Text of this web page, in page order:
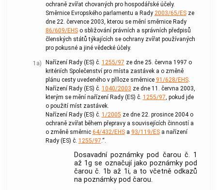
ochraně zvířat chovaných pro hospodářské účely.
Směrnice Evropského parlamentu a Rady 2003/65/ESze
dne 22. července 2003, kterou se mění směrnice Rady
86/609/EHSo sbližování právních a správních předpisů
členských států týkajících se ochrany zvířat používaných
pro pokusné a jiné vědecké účely.
1a) Nařízení Rady (ES) č. 1255/97 ze dne 25. června 1997 o
kritériích Společenství pro místa zastávek a o změně
plánu cesty uvedeného v příloze směrnice 91/628/EHS.
Nařízení Rady (ES) č. 1040/2003 ze dne 11. června 2003,
kterým se mění nařízení Rady (ES) č. 1255/97, pokud jde
o použití míst zastávek.
Nařízení Rady (ES) č. 1/2005 ze dne 22. prosince 2004 o
ochraně zvířat během přepravy a souvisejících činností a
o změně směrnic 64/432/EHSa 93/119/ESa nařízení
Rady (ES) č. 1255/97.“.
Dosavadní poznámky pod čarou č. 1
až 1g se označují jako poznámky pod
čarou č. 1b až 1i, a to včetně odkazů
na poznámky pod čarou.